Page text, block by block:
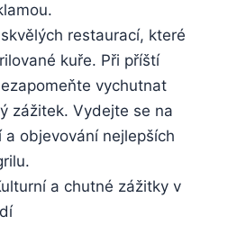
restaurací, které
kuře. Při příští
vychutnat
zážitek. Vydejte se na
objevování nejlepších